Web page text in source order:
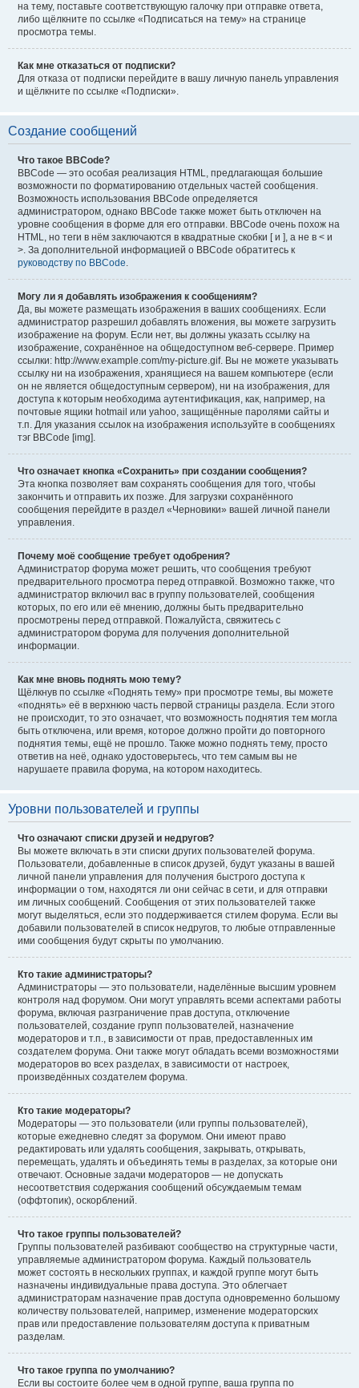
на тему, поставьте соответствующую галочку при отправке ответа,
либо щёлкните по ссылке «Подписаться на тему» на странице
просмотра темы.
Как мне отказаться от подписки?
Для отказа от подписки перейдите в вашу личную панель управления
и щёлкните по ссылке «Подписки».
Создание сообщений
Что такое BBCode?
BBCode — это особая реализация HTML, предлагающая большие
возможности по форматированию отдельных частей сообщения.
Возможность использования BBCode определяется
администратором, однако BBCode также может быть отключен на
уровне сообщения в форме для его отправки. BBCode очень похож на
HTML, но теги в нём заключаются в квадратные скобки [ и ], а не в < и
>. За дополнительной информацией о BBCode обратитесь к
руководству по BBCode.
Могу ли я добавлять изображения к сообщениям?
Да, вы можете размещать изображения в ваших сообщениях. Если
администратор разрешил добавлять вложения, вы можете загрузить
изображение на форум. Если нет, вы должны указать ссылку на
изображение, сохранённое на общедоступном веб-сервере. Пример
ссылки: http://www.example.com/my-picture.gif. Вы не можете указывать
ссылку ни на изображения, хранящиеся на вашем компьютере (если
он не является общедоступным сервером), ни на изображения, для
доступа к которым необходима аутентификация, как, например, на
почтовые ящики hotmail или yahoo, защищённые паролями сайты и
т.п. Для указания ссылок на изображения используйте в сообщениях
тэг BBCode [img].
Что означает кнопка «Сохранить» при создании сообщения?
Эта кнопка позволяет вам сохранять сообщения для того, чтобы
закончить и отправить их позже. Для загрузки сохранённого
сообщения перейдите в раздел «Черновики» вашей личной панели
управления.
Почему моё сообщение требует одобрения?
Администратор форума может решить, что сообщения требуют
предварительного просмотра перед отправкой. Возможно также, что
администратор включил вас в группу пользователей, сообщения
которых, по его или её мнению, должны быть предварительно
просмотрены перед отправкой. Пожалуйста, свяжитесь с
администратором форума для получения дополнительной
информации.
Как мне вновь поднять мою тему?
Щёлкнув по ссылке «Поднять тему» при просмотре темы, вы можете
«поднять» её в верхнюю часть первой страницы раздела. Если этого
не происходит, то это означает, что возможность поднятия тем могла
быть отключена, или время, которое должно пройти до повторного
поднятия темы, ещё не прошло. Также можно поднять тему, просто
ответив на неё, однако удостоверьтесь, что тем самым вы не
нарушаете правила форума, на котором находитесь.
Уровни пользователей и группы
Что означают списки друзей и недругов?
Вы можете включать в эти списки других пользователей форума.
Пользователи, добавленные в список друзей, будут указаны в вашей
личной панели управления для получения быстрого доступа к
информации о том, находятся ли они сейчас в сети, и для отправки
им личных сообщений. Сообщения от этих пользователей также
могут выделяться, если это поддерживается стилем форума. Если вы
добавили пользователей в список недругов, то любые отправленные
ими сообщения будут скрыты по умолчанию.
Кто такие администраторы?
Администраторы — это пользователи, наделённые высшим уровнем
контроля над форумом. Они могут управлять всеми аспектами работы
форума, включая разграничение прав доступа, отключение
пользователей, создание групп пользователей, назначение
модераторов и т.п., в зависимости от прав, предоставленных им
создателем форума. Они также могут обладать всеми возможностями
модераторов во всех разделах, в зависимости от настроек,
произведённых создателем форума.
Кто такие модераторы?
Модераторы — это пользователи (или группы пользователей),
которые ежедневно следят за форумом. Они имеют право
редактировать или удалять сообщения, закрывать, открывать,
перемещать, удалять и объединять темы в разделах, за которые они
отвечают. Основные задачи модераторов — не допускать
несоответствия содержания сообщений обсуждаемым темам
(оффтопик), оскорблений.
Что такое группы пользователей?
Группы пользователей разбивают сообщество на структурные части,
управляемые администратором форума. Каждый пользователь
может состоять в нескольких группах, и каждой группе могут быть
назначены индивидуальные права доступа. Это облегчает
администраторам назначение прав доступа одновременно большому
количеству пользователей, например, изменение модераторских
прав или предоставление пользователям доступа к приватным
разделам.
Что такое группа по умолчанию?
Если вы состоите более чем в одной группе, ваша группа по